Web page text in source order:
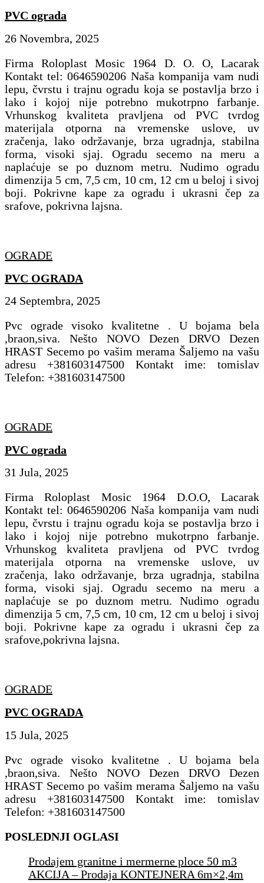
PVC ograda
26 Novembra, 2025
Firma Roloplast Mosic 1964 D. O. O, Lacarak
Kontakt tel: 0646590206 Naša kompanija vam nudi
lepu, čvrstu i trajnu ogradu koja se postavlja brzo i
lako i kojoj nije potrebno mukotrpno farbanje.
Vrhunskog kvaliteta pravljena od PVC tvrdog
materijala otporna na vremenske uslove, uv
zračenja, lako održavanje, brza ugradnja, stabilna
forma, visoki sjaj. Ogradu secemo na meru a
naplaćuje se po duznom metru. Nudimo ogradu
dimenzija 5 cm, 7,5 cm, 10 cm, 12 cm u beloj i sivoj
boji. Pokrivne kape za ogradu i ukrasni čep za
srafove, pokrivna lajsna.
OGRADE
PVC OGRADA
24 Septembra, 2025
Pvc ograde visoko kvalitetne . U bojama bela
,braon,siva. Nešto NOVO Dezen DRVO Dezen
HRAST Secemo po vašim merama Šaljemo na vašu
adresu +381603147500 Kontakt ime: tomislav
Telefon: +381603147500
OGRADE
PVC ograda
31 Jula, 2025
Firma Roloplast Mosic 1964 D.O.O, Lacarak
Kontakt tel: 0646590206 Naša kompanija vam nudi
lepu, čvrstu i trajnu ogradu koja se postavlja brzo i
lako i kojoj nije potrebno mukotrpno farbanje.
Vrhunskog kvaliteta pravljena od PVC tvrdog
materijala otporna na vremenske uslove, uv
zračenja, lako održavanje, brza ugradnja, stabilna
forma, visoki sjaj. Ogradu secemo na meru a
naplaćuje se po duznom metru. Nudimo ogradu
dimenzija 5 cm, 7,5 cm, 10 cm, 12 cm u beloj i sivoj
boji. Pokrivne kape za ogradu i ukrasni čep za
srafove,pokrivna lajsna.
OGRADE
PVC OGRADA
15 Jula, 2025
Pvc ograde visoko kvalitetne . U bojama bela
,braon,siva. Nešto NOVO Dezen DRVO Dezen
HRAST Secemo po vašim merama Šaljemo na vašu
adresu +381603147500 Kontakt ime: tomislav
Telefon: +381603147500
POSLEDNJI OGLASI
Prodajem granitne i mermerne ploce 50 m3
AKCIJA – Prodaja KONTEJNERA 6m×2,4m